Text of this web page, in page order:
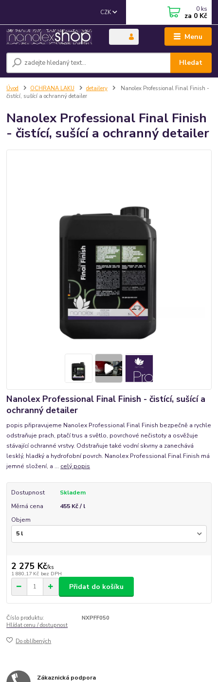
Menu
CZK
Hledat
0 ks
za 0 Kč
Úvod OCHRANA LAKU detailery
Nanolex Professional Final Finish -
čistící, sušící a ochranný detailer
Nanolex Professional Final Finish
- čistící, sušící a ochranný detailer
Nanolex Professional Final Finish - čistící, sušící a
ochranný detailer
popis připravujeme Nanolex Professional Final Finish bezpečně a rychle
odstraňuje prach, ptačí trus a světlo, povrchové nečistoty a osvěžuje
stávající ochranné vrstvy. Odstraňuje také vodní skvrny a zanechává
lesklý, hladký a hydrofobní povrch. Nanolex Professional Final Finish má
jemné složení, a ... celý popis
Dostupnost
Skladem
Měrná cena
455 Kč / l
Objem
2 275 Kč/ks
1 880,17 Kč bez DPH
Přidat do košíku
Číslo produktu:
NXPFF050
Hlídat cenu / dostupnost
Do oblíbených
Zákaznická podpora